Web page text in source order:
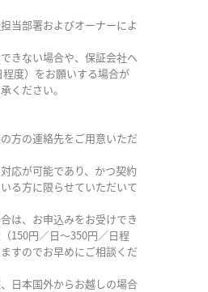
当部署およびオーナーによ
きない場合や、保証会社へ
度）をお願いする場合が
ください。
方の連絡先をご用意いただ
応が可能であり、かつ契約
る方に限らせていただいて
は、お申込みをお受けでき
150円／日～350円／日程
すのでお早めにご相談くだ
日本国外からお越しの場合